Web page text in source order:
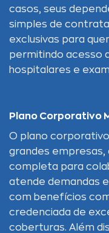
casos, seus
simples de
exclusivas para
permitindo acesso
hospitalares e
Plano Corporativo
O plano
grandes
completa para
atende demandas
com benefícios
credenciada de
coberturas. Além